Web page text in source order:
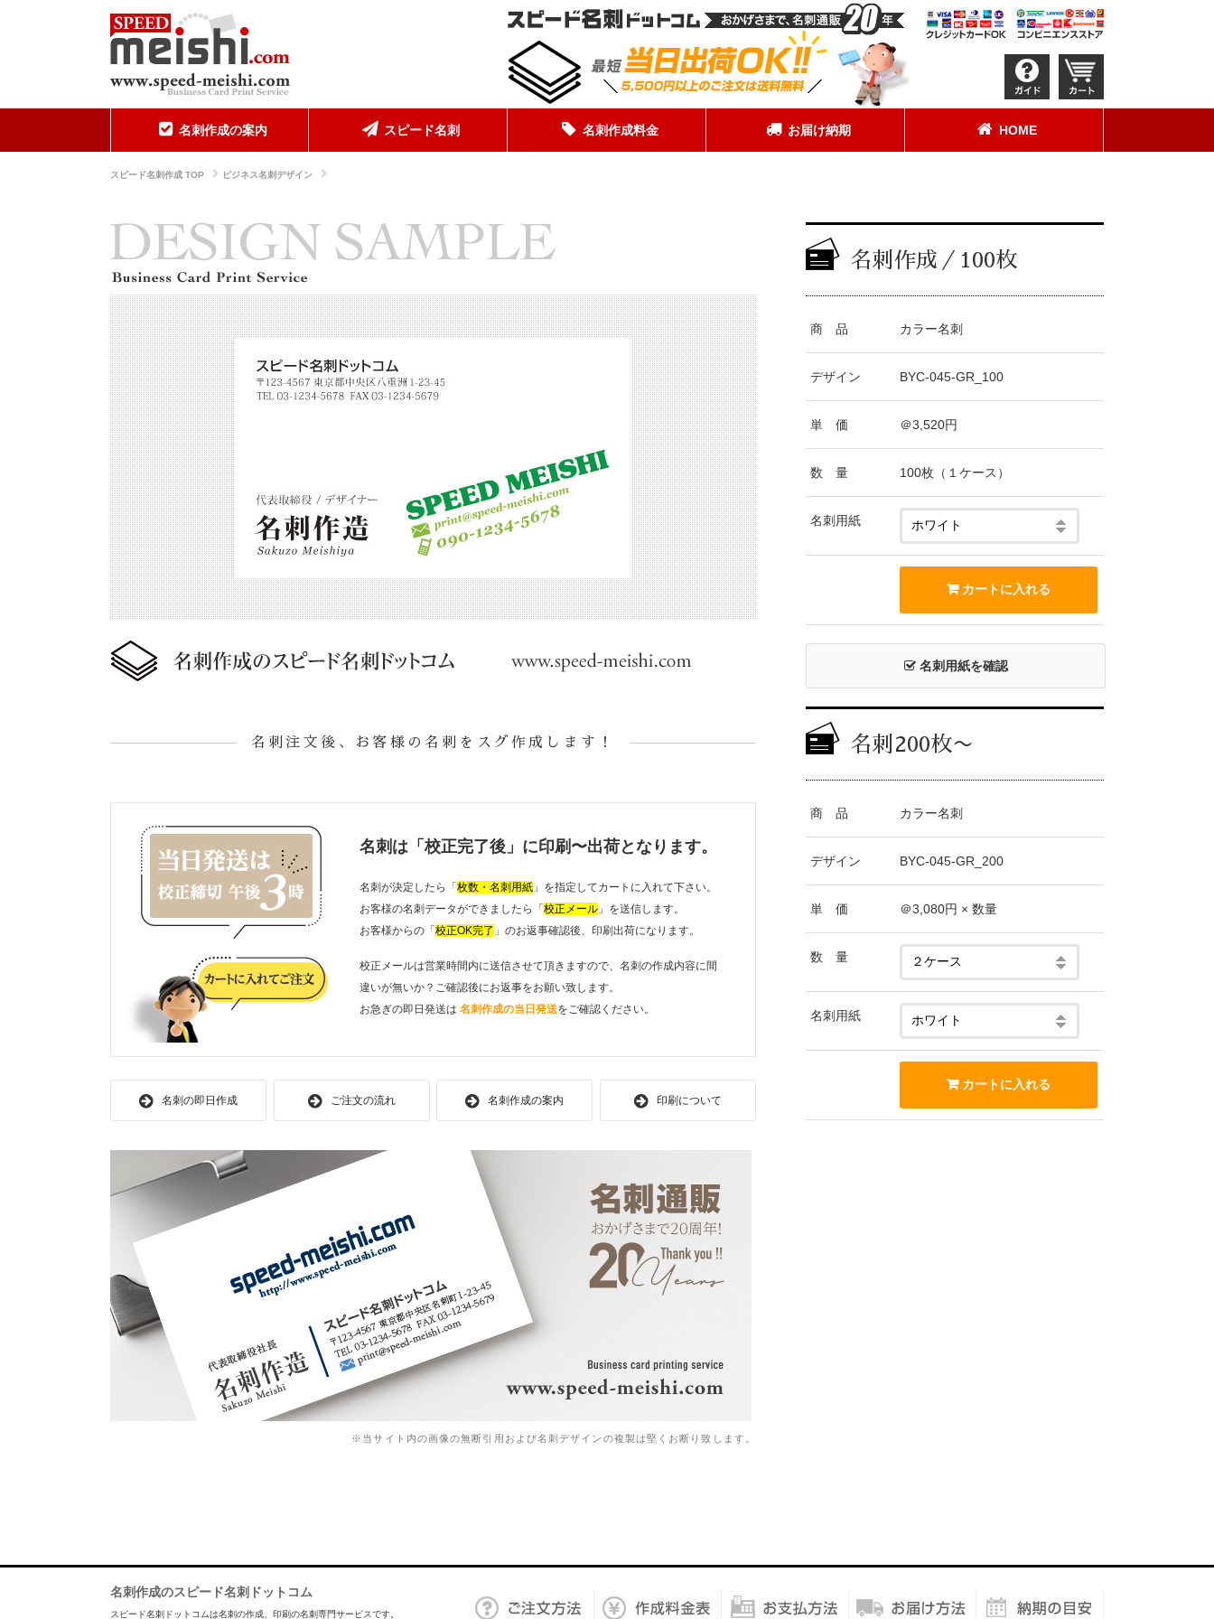
名刺作成の案内 スピード名刺 名刺作成料金 お届け納期 HOME
スピード名刺作成 TOP ビジネス名刺デザイン
名刺注文後、お客様の名刺をスグ作成します！
名刺は「校正完了後」に印刷〜出荷となります。
名刺が決定したら「 枚数・名刺用紙 」を指定してカートに入れて下さい。
お客様の名刺データができましたら「 校正メール 」を送信します。
お客様からの「 校正OK完了 」のお返事確認後、印刷出荷になります。
校正メールは営業時間内に送信させて頂きますので、名刺の作成内容に間
違いが無いか？ご確認後にお返事をお願い致します。
お急ぎの即日発送は 名刺作成の当日発送をご確認ください。
名刺の即日作成 ご注文の流れ 名刺作成の案内 印刷について
※当サイト内の画像の無断引用および名刺デザインの複製は堅くお断り致します。
名刺作成／100枚
商 品 カラー名刺
デザイン BYC-045-GR_100
単 価 ＠3,520円
数 量 100枚（１ケース）
名刺用紙
名刺用紙を確認
名刺200枚〜
商 品 カラー名刺
デザイン BYC-045-GR_200
単 価 ＠3,080円 × 数量
数 量
名刺用紙
名刺作成のスピード名刺ドットコム
スピード名刺ドットコムは名刺の作成、印刷の名刺専門サービスです。